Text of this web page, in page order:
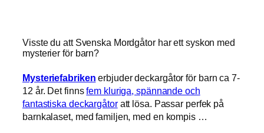
Visste du att Svenska Mordgåtor har ett syskon med
mysterier för barn?
Mysteriefabriken erbjuder deckargåtor för barn ca 7-
12 år. Det finnsfem kluriga, spännande och
fantastiska deckargåtoratt lösa. Passar perfek på
barnkalaset, med familjen, med en kompis …